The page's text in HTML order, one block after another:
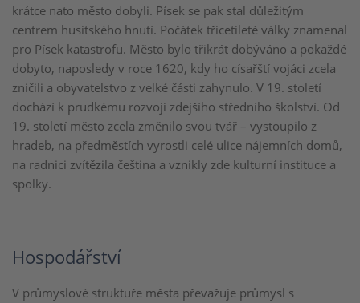
krátce nato město dobyli. Písek se pak stal důležitým
centrem husitského hnutí. Počátek třicetileté války znamenal
pro Písek katastrofu. Město bylo třikrát dobýváno a pokaždé
dobyto, naposledy v roce 1620, kdy ho císařští vojáci zcela
zničili a obyvatelstvo z velké části zahynulo. V 19. století
dochází k prudkému rozvoji zdejšího středního školství. Od
19. století město zcela změnilo svou tvář – vystoupilo z
hradeb, na předměstích vyrostli celé ulice nájemních domů,
na radnici zvítězila čeština a vznikly zde kulturní instituce a
spolky.
Hospodářství
V průmyslové struktuře města převažuje průmysl s